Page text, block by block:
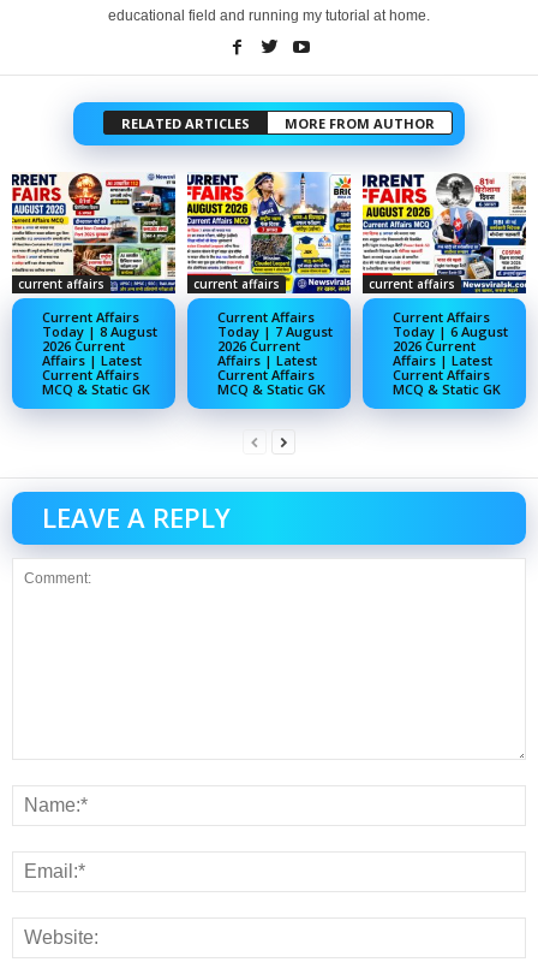
educational field and running my tutorial at home.
RELATED ARTICLES MORE FROM AUTHOR
current affairs
Current Affairs
Today | 8 August
2026 Current
Affairs | Latest
Current Affairs
MCQ & Static GK
current affairs
Current Affairs
Today | 7 August
2026 Current
Affairs | Latest
Current Affairs
MCQ & Static GK
current affairs
Current Affairs
Today | 6 August
2026 Current
Affairs | Latest
Current Affairs
MCQ & Static GK
LEAVE A REPLY